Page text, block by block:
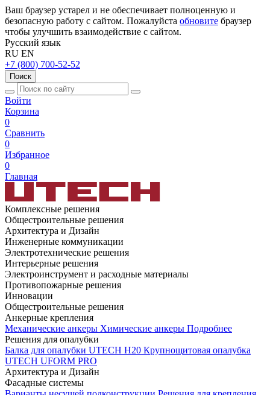
Ваш браузер устарел и не обеспечивает полноценную и
безопасную работу с сайтом. Пожалуйста обновите браузер
чтобы улучшить взаимодействие с сайтом.
Русский язык
RU EN
+7 (800) 700-52-52
Поиск
Войти
Корзина
0
Сравнить
0
Избранное
0
Главная
Комплексные решения
Общестроительные решения
Архитектура и Дизайн
Инженерные коммуникации
Электротехнические решения
Интерьерные решения
Электроинструмент и расходные материалы
Противопожарные решения
Инновации
Общестроительные решения
Анкерные крепления
Механические анкеры Химические анкеры Подробнее
Решения для опалубки
Балка для опалубки UTECH H20 Крупнощитовая опалубка
UTECH UFORM PRO
Архитектура и Дизайн
Фасадные системы